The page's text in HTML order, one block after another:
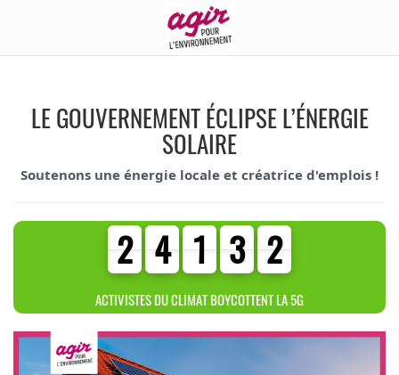
LE GOUVERNEMENT ÉCLIPSE L’ÉNERGIE
SOLAIRE
Soutenons une énergie locale et créatrice d'emplois !
2
2 4
4
4
4 1
0
1 3
2
3 2
1
2
ACTIVISTES DU CLIMAT BOYCOTTENT LA 5G